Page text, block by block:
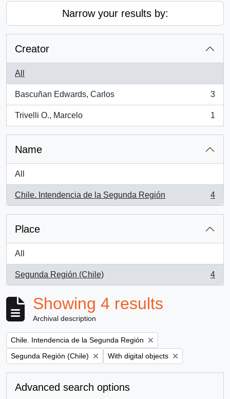
Narrow your results by:
Creator
All
Bascuñan Edwards, Carlos
, 3 results
3
Trivelli O., Marcelo
, 1 results
1
Name
All
Chile. Intendencia de la Segunda Región
, 4 results
4
Place
All
Segunda Región (Chile)
, 4 results
4
Showing 4 results
Archival description
Remove filter:
Chile. Intendencia de la Segunda Región
Remove filter:
Segunda Región (Chile) Remove filter:
With digital objects
Advanced search options